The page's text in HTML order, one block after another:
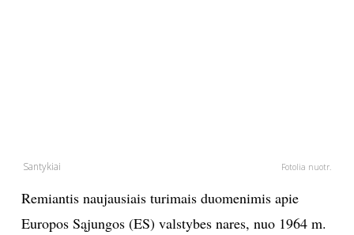
KULTŪRA
Santykiai Fotolia nuotr.
Remiantis naujausiais turimais duomenimis apie
Europos Sąjungos (ES) valstybes nares, nuo 1964 m.